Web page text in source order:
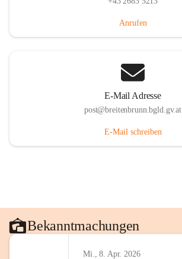
Anrufen
E-Mail Adresse
post@breitenbrunn.bgld.gv.at
E-Mail schreiben
Bekanntmachungen
Mi., 8. Apr. 2026